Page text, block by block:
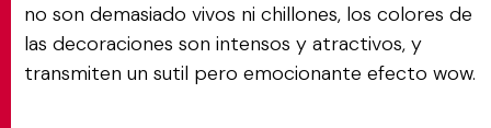
no son demasiado vivos ni chillones, los colores de
las decoraciones son intensos y atractivos, y
transmiten un sutil pero emocionante efecto wow.